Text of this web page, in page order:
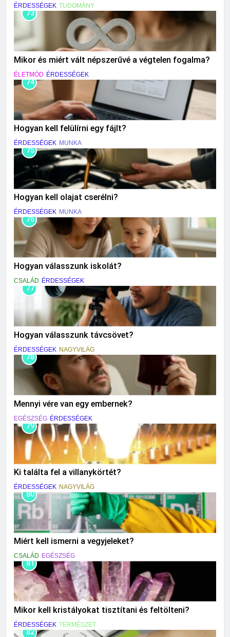
ÉRDESSÉGEK TUDOMÁNY
73
Mikor és miért vált népszerűvé a végtelen fogalma?
ÉLETMÓD ÉRDESSÉGEK
74
Hogyan kell felülírni egy fájlt?
ÉRDESSÉGEK MUNKA
75
Hogyan kell olajat cserélni?
ÉRDESSÉGEK MUNKA
76
Hogyan válasszunk iskolát?
CSALÁD ÉRDESSÉGEK
77
Hogyan válasszunk távcsövet?
ÉRDESSÉGEK NAGYVILÁG
78
Mennyi vére van egy embernek?
EGÉSZSÉG ÉRDESSÉGEK
79
Ki találta fel a villanykörtét?
ÉRDESSÉGEK NAGYVILÁG
80
Miért kell ismerni a vegyjeleket?
CSALÁD EGÉSZSÉG
81
Mikor kell kristályokat tisztítani és feltölteni?
ÉRDESSÉGEK TERMÉSZET
82